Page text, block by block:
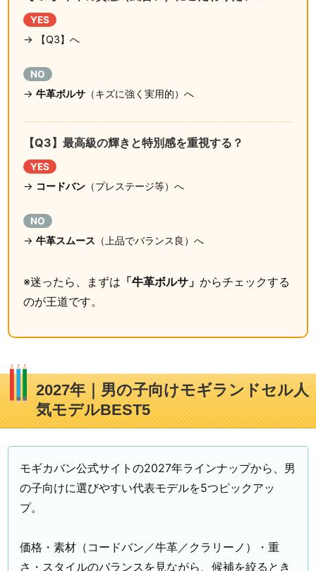
YES
→ 【Q3】へ
NO
→ 牛革ボルサ （キズに強く実用的）へ
【Q3】最高級の輝きと特別感を重視する？
YES
→ コードバン （プレステージ等）へ
NO
→ 牛革スムース （上品でバランス良）へ
※迷ったら、まずは 「牛革ボルサ」 からチェックする
のが王道です。
2027年｜男の子向けモギランドセル人
気モデルBEST5
モギカバン公式サイトの2027年ラインナップから、男
の子向けに選びやすい代表モデルを5つピックアッ
プ。
価格・素材（コードバン／牛革／クラリーノ）・重
さ・スタイルのバランスを見ながら、候補を絞るとき